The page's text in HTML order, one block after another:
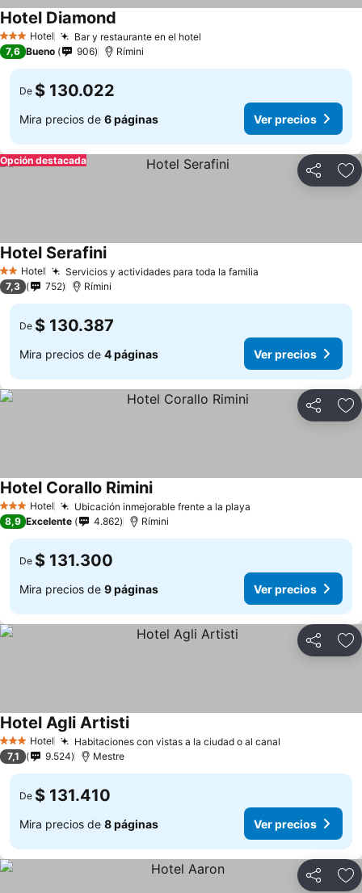
3 Estrellas
Hotel Bar y restaurante en el hotel
Hotel Diamond
7,6 Bueno 906 Rímini
De $ 130.022
Mira precios de 6 páginas Ver precios
Compartir
Opción destacada
2 Estrellas
Hotel Servicios y actividades para toda la familia
Hotel Serafini
7,3 752 Rímini
De $ 130.387
Mira precios de 4 páginas Ver precios
Compartir
3 Estrellas
Hotel Ubicación inmejorable frente a la playa
Hotel Corallo Rimini
8,9 Excelente 4.862 Rímini
De $ 131.300
Mira precios de 9 páginas Ver precios
Compartir
3 Estrellas
Hotel Habitaciones con vistas a la ciudad o al canal
Hotel Agli Artisti
7,1 9.524 Mestre
De $ 131.410
Mira precios de 8 páginas Ver precios
Compartir